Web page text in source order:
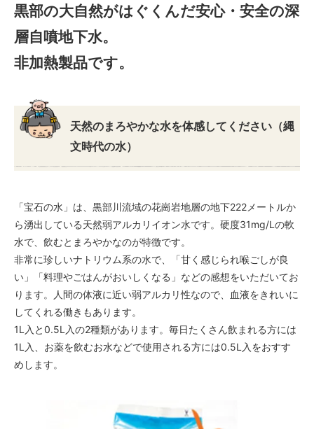
黒部の大自然がはぐくんだ安心・安全の深
層自噴地下水。
非加熱製品です。
天然のまろやかな水を体感してください（縄
文時代の水）
「宝石の水」は、黒部川流域の花崗岩地層の地下222メートルか
ら湧出している天然弱アルカリイオン水です。硬度31mg/Lの軟
水で、飲むとまろやかなのが特徴です。
非常に珍しいナトリウム系の水で、「甘く感じられ喉ごしが良
い」「料理やごはんがおいしくなる」などの感想をいただいてお
ります。人間の体液に近い弱アルカリ性なので、血液をきれいに
してくれる働きもあります。
1L入と0.5L入の2種類があります。毎日たくさん飲まれる方には
1L入、お薬を飲むお水などで使用される方には0.5L入をおすす
めします。